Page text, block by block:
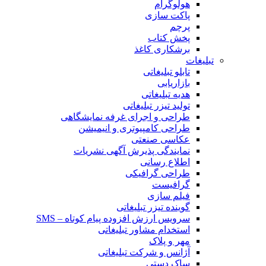
هولوگرام
پاکت سازی
پخش کتاب
برشکاری کاغذ
تابلو تبلیغاتی
هدیه تبلیغاتی
تولید تیزر تبلیغاتی
طراحی و اجرای غرفه نمایشگاهی
طراحی کامپیوتری و انیمیشن
عکاسی صنعتی
نمایندگی پذیرش آگهی نشریات
اطلاع رسانی
طراحی گرافیکی
گرافیست
فیلم سازی
گوینده تیزر تبلیغاتی
سرویس ارزش افزوده پیام کوتاه – SMS
استخدام مشاور تبلیغاتی
مهر و پلاک
آژانس و شرکت تبلیغاتی
ساک دستی